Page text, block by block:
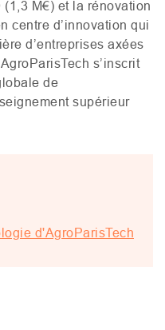
M€) et la rénovation
centre d’innovation qui
d’entreprises axées
s’inscrit
de
supérieur
d'AgroParisTech